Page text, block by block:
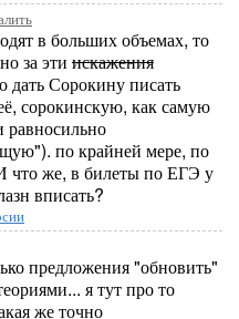
в больших объемах, то
за эти искажения
дать Сорокину писать
сорокинскую, как самую
равносильно
по крайней мере, по
что же, в билеты по ЕГЭ у
вписать?
предложения "обновить"
я тут про то
же точно